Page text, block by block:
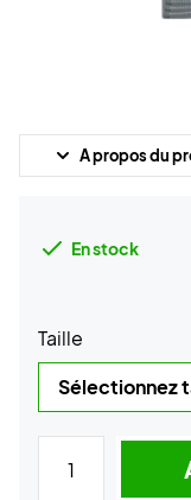
A propos du
En stock
Taille